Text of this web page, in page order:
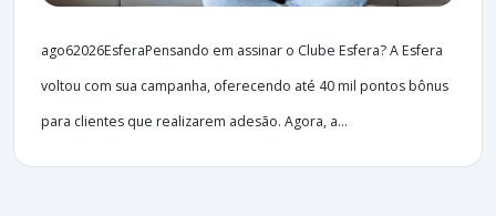
ago62026EsferaPensando em assinar o Clube Esfera? A Esfera
voltou com sua campanha, oferecendo até 40 mil pontos bônus
para clientes que realizarem adesão. Agora, a...